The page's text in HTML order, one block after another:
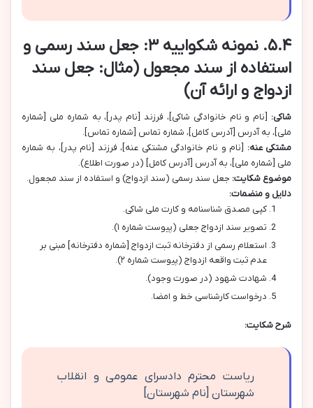
۵.۴. نمونه شکواییه ۳: جعل سند رسمی و
استفاده از سند مجعول (مثال: جعل سند
ازدواج و ارائه آن)
شاکی: [نام و نام خانوادگی شاکی]، فرزند [نام پدر]، به شماره ملی [شماره
ملی]، به آدرس [آدرس کامل]، شماره تماس [شماره تماس].
مشتکی عنه: [نام و نام خانوادگی مشتکی عنه]، فرزند [نام پدر]، به شماره
ملی [شماره ملی]، به آدرس [آدرس کامل] (در صورت اطلاع).
موضوع شکایت: جعل سند رسمی (سند ازدواج) و استفاده از سند مجعول.
دلایل و منضمات:
کپی مصدق شناسنامه و کارت ملی شاکی.
تصویر سند ازدواج جعلی (پیوست شماره ۱).
استعلام رسمی از دفترخانه ثبت ازدواج [شماره دفترخانه] مبنی بر
عدم ثبت واقعه ازدواج (پیوست شماره ۲).
شهادت شهود (در صورت وجود).
درخواست کارشناسی خط و امضا.
شرح شکایت:
ریاست محترم دادسرای عمومی و انقلاب
شهرستان [نام شهرستان]